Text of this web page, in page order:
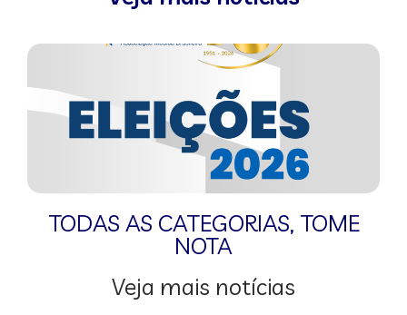
TODAS AS CATEGORIAS, TOME
NOTA
Veja mais notícias